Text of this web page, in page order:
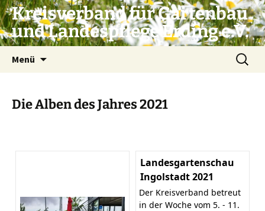
Zum
Inhalt
springen
Kreisverband für Gartenbau
und Landespflege Erding e.V.
Menü
Suchen
nach:
Die Alben des Jahres 2021
Landesgartenschau
Ingolstadt 2021
Der Kreisverband betreut
in der Woche vom 5. - 11.